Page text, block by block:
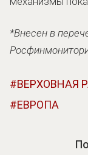
*Внесен в
ВЕРХОВНАЯ
ЕВРОПА